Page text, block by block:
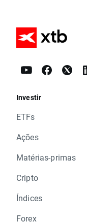
Investir
ETFs
Ações
Matérias-primas
Cripto
Índices
Forex